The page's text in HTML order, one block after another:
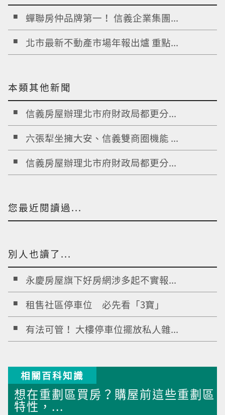
蟬聯房仲品牌第一！ 信義企業集團...
北市最新不動產市場年報出爐 重點...
本類其他新聞
信義房屋辦理北市府財政局都更分...
六張犁坐擁大安、信義雙商圈機能 ...
信義房屋辦理北市府財政局都更分...
您最近閱讀過...
別人也讀了...
永慶房屋旗下好房網涉多起不實報...
租售社區停車位 必先看「3寶」
有法可管！ 大樓停車位擺放私人雜...
相關百科知識
想在重劃區買房？購屋前這些重劃區
特性，...